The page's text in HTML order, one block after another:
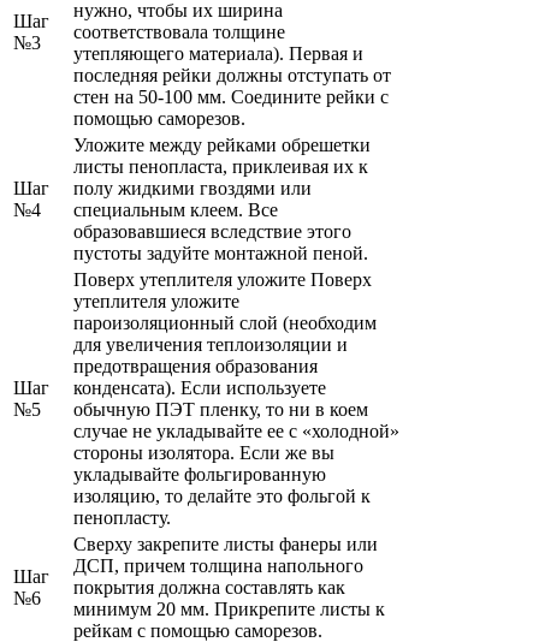
Шаг
№3
нужно, чтобы их ширина
соответствовала толщине
утепляющего материала). Первая и
последняя рейки должны отступать от
стен на 50-100 мм. Соедините рейки с
помощью саморезов.
Шаг
№4
Уложите между рейками обрешетки
листы пенопласта, приклеивая их к
полу жидкими гвоздями или
специальным клеем. Все
образовавшиеся вследствие этого
пустоты задуйте монтажной пеной.
Шаг
№5
Поверх утеплителя уложите Поверх
утеплителя уложите
пароизоляционный слой (необходим
для увеличения теплоизоляции и
предотвращения образования
конденсата). Если используете
обычную ПЭТ пленку, то ни в коем
случае не укладывайте ее с «холодной»
стороны изолятора. Если же вы
укладывайте фольгированную
изоляцию, то делайте это фольгой к
пенопласту.
Шаг
№6
Сверху закрепите листы фанеры или
ДСП, причем толщина напольного
покрытия должна составлять как
минимум 20 мм. Прикрепите листы к
рейкам с помощью саморезов.